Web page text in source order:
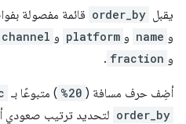
يقبل order_by قائمة مفصولة
و name و platform و channel
و fraction
.
أضِف حرف مسافة ( %20 ) متبوعًا بـ
order_by لتحديد ترتيب صعودي